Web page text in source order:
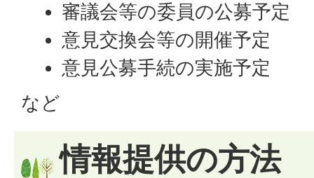
審議会等の委員の公募予定
意見交換会等の開催予定
意見公募手続の実施予定
など
情報提供の方法